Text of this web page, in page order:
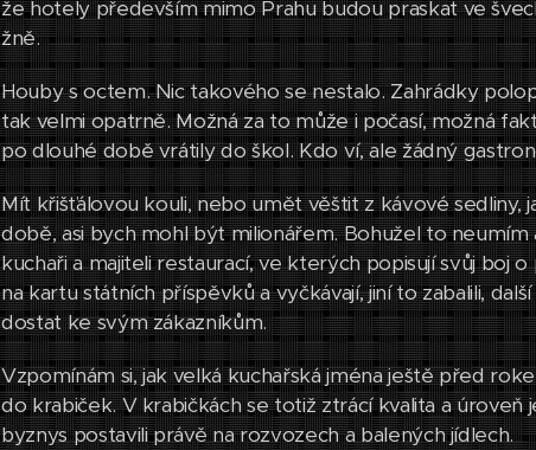
že hotely především mimo Prahu budou praskat ve
žně.
Houby s octem. Nic takového se nestalo. Zahrádky
tak velmi opatrně. Možná za to může i počasí, možná
po dlouhé době vrátily do škol. Kdo ví, ale žádný
Mít křišťálovou kouli, nebo umět věštit z kávové
době, asi bych mohl být milionářem. Bohužel to
kuchaři a majiteli restaurací, ve kterých popisují svůj boj
na kartu státních příspěvků a vyčkávají, jiní to zabalili,
dostat ke svým zákazníkům.
Vzpomínám si, jak velká kuchařská jména ještě před
do krabiček. V krabičkách se totiž ztrácí kvalita a úroveň
byznys postavili právě na rozvozech a balených jídlech.